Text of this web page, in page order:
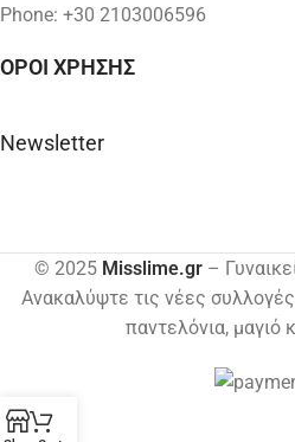
Phone: +30 2103006596
ΟΡΟΙ ΧΡΗΣΗΣ
Newsletter
© 2025 Misslime.gr –
Ανακαλύψτε τις νέες
παντελόνια, μαγιό